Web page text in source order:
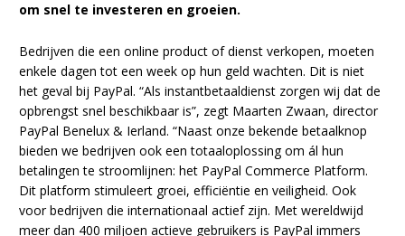
om snel te investeren en groeien.
Bedrijven die een online product of dienst verkopen, moeten
enkele dagen tot een week op hun geld wachten. Dit is niet
het geval bij PayPal. “Als instantbetaaldienst zorgen wij dat de
opbrengst snel beschikbaar is”, zegt Maarten Zwaan, director
PayPal Benelux & Ierland. “Naast onze bekende betaalknop
bieden we bedrijven ook een totaaloplossing om ál hun
betalingen te stroomlijnen: het PayPal Commerce Platform.
Dit platform stimuleert groei, efficiëntie en veiligheid. Ook
voor bedrijven die internationaal actief zijn. Met wereldwijd
meer dan 400 miljoen actieve gebruikers is PayPal immers